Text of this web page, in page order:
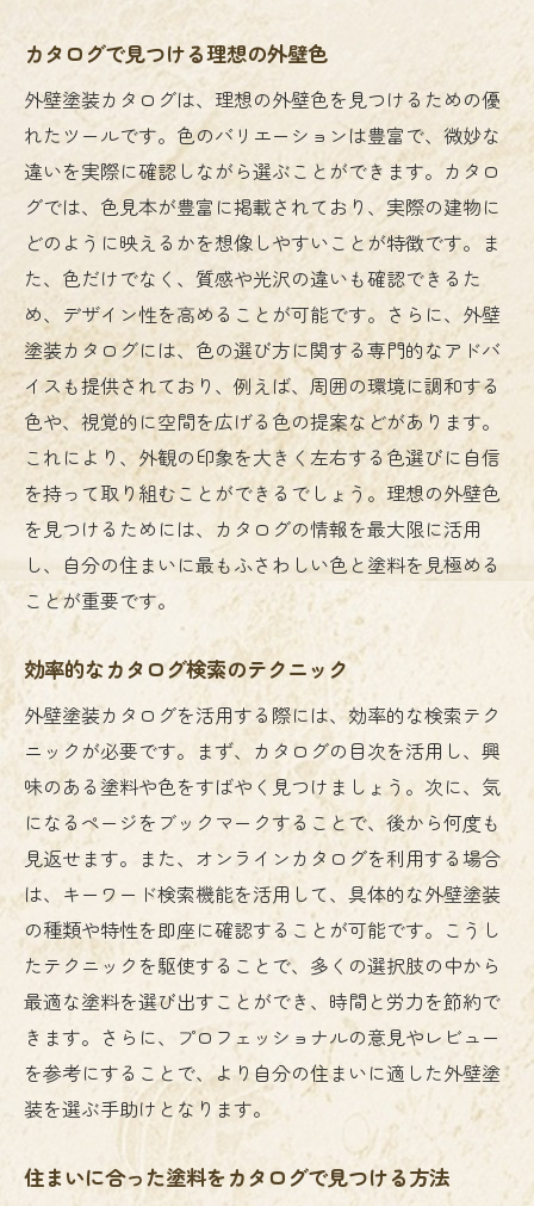
長持ち外壁塗装に必要な塗料の特徴
塗料のライフサイクルを考慮した選び方
防水・防汚効果のある塗料をカタログで探
す
プロがおすすめする長持ち塗料の種類
住まいを守る外壁塗装選びのカタログ活用術
外壁塗装カタログで学ぶ保護性能の重要性
住まいの立地に最適な塗料を選ぶ方法
カタログで耐候性を見極めるポイント
外壁塗装で防音・断熱効果を高める選び方
塗料のメンテナンス性をカタログで確認
住まいの寿命を延ばす外壁塗装の選び方
耐久性と美しさを兼ね備えた外壁塗装の選び方
長持ちする美しい外壁塗装の秘訣
美観を保つための塗料の選び方
耐久性の高い塗料をカタログで見つける方
法
美しい住まいを実現するための色選び
外壁塗装で失敗しないための美観チェック
ポイント
カタログで比較する耐久性と美しさのバラ
外壁塗装で住まいの魅力を最大化するカタログ
活用法
魅力的な外観を作るためのカタログ選び
住まいの価値を高める塗料の選び方
外壁塗装で個性を引き出すカタログの使い
方
カタログから学ぶ最新デザインの取り入れ
方
カタログで見つける理想の外壁色
外壁塗装カタログは、理想の外壁色を見つけるための優
れたツールです。色のバリエーションは豊富で、微妙な
違いを実際に確認しながら選ぶことができます。カタロ
グでは、色見本が豊富に掲載されており、実際の建物に
どのように映えるかを想像しやすいことが特徴です。ま
た、色だけでなく、質感や光沢の違いも確認できるた
め、デザイン性を高めることが可能です。さらに、外壁
塗装カタログには、色の選び方に関する専門的なアドバ
イスも提供されており、例えば、周囲の環境に調和する
色や、視覚的に空間を広げる色の提案などがあります。
これにより、外観の印象を大きく左右する色選びに自信
を持って取り組むことができるでしょう。理想の外壁色
を見つけるためには、カタログの情報を最大限に活用
し、自分の住まいに最もふさわしい色と塗料を見極める
ことが重要です。
効率的なカタログ検索のテクニック
外壁塗装カタログを活用する際には、効率的な検索テク
ニックが必要です。まず、カタログの目次を活用し、興
味のある塗料や色をすばやく見つけましょう。次に、気
になるページをブックマークすることで、後から何度も
見返せます。また、オンラインカタログを利用する場合
は、キーワード検索機能を活用して、具体的な外壁塗装
の種類や特性を即座に確認することが可能です。こうし
たテクニックを駆使することで、多くの選択肢の中から
最適な塗料を選び出すことができ、時間と労力を節約で
きます。さらに、プロフェッショナルの意見やレビュー
を参考にすることで、より自分の住まいに適した外壁塗
装を選ぶ手助けとなります。
住まいに合った塗料をカタログで見つける方法